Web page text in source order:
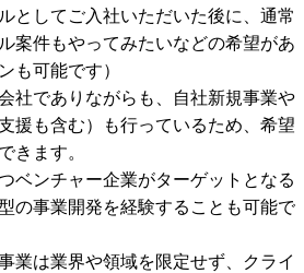
としてご入社いただいた後に、通常
案件もやってみたいなどの希望があ
も可能です）
社でありながらも、自社新規事業や
援も含む）も行っているため、希望
きます。
ベンチャー企業がターゲットとなる
の事業開発を経験することも可能で
業は業界や領域を限定せず、クライ